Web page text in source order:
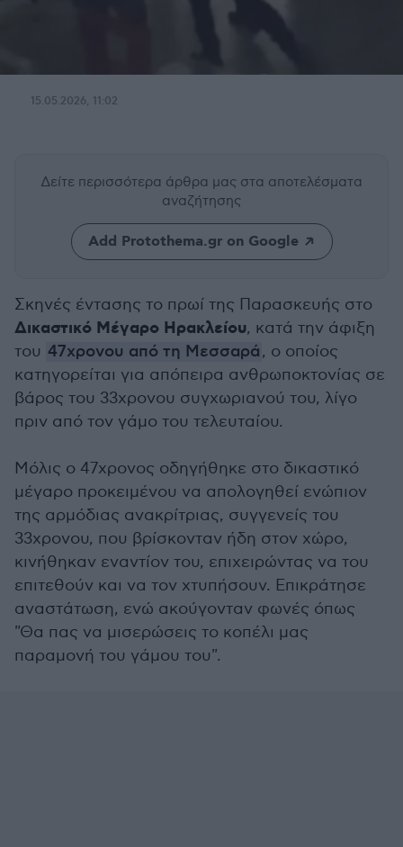
15.05.2026, 11:02
Δείτε περισσότερα άρθρα μας στα αποτελέσματα
αναζήτησης
Add Protothema.gr on Google
Σκηνές έντασης το πρωί της Παρασκευής στο
Δικαστικό Μέγαρο Ηρακλείου, κατά την άφιξη
του 47χρονου από τη Μεσσαρά, ο οποίος
κατηγορείται για απόπειρα ανθρωποκτονίας σε
βάρος του 33χρονου συγχωριανού του, λίγο
πριν από τον γάμο του τελευταίου.
Μόλις ο 47χρονος οδηγήθηκε στο δικαστικό
μέγαρο προκειμένου να απολογηθεί ενώπιον
της αρμόδιας ανακρίτριας, συγγενείς του
33χρονου, που βρίσκονταν ήδη στον χώρο,
κινήθηκαν εναντίον του, επιχειρώντας να του
επιτεθούν και να τον χτυπήσουν. Επικράτησε
αναστάτωση, ενώ ακούγονταν φωνές όπως
"Θα πας να μισερώσεις το κοπέλι μας
παραμονή του γάμου του".